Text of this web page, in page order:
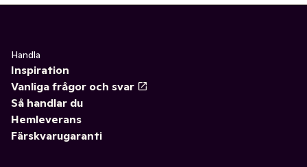
Handla
Inspiration
Vanliga frågor och svar
Så handlar du
Hemleverans
Färskvarugaranti